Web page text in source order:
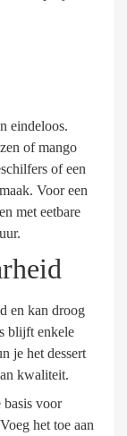
eindeloos.
of mango
of een
Voor een
met eetbare
en kan droog
blijft enkele
je het dessert
kwaliteit.
basis voor
het toe aan